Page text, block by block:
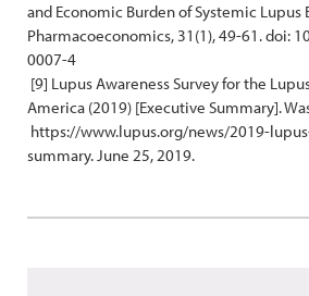
and Economic Burden of Systemic Lupus
Pharmacoeconomics, 31(1), 49-61. doi:
0007-4
[9] Lupus Awareness Survey for the
America (2019) [Executive Summary].
https://www.lupus.org/news/2019-
summary. June 25, 2019.